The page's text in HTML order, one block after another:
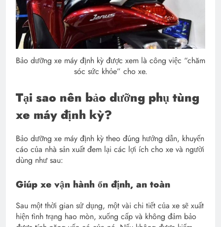
Bảo dưỡng xe máy định kỳ được xem là công việc “chăm
sóc sức khỏe” cho xe.
Tại sao nên bảo dưỡng phụ tùng
xe máy định kỳ?
Bảo dưỡng xe máy định kỳ theo đúng hướng dẫn, khuyến
cáo của nhà sản xuất đem lại các lợi ích cho xe và người
dùng như sau:
Giúp xe vận hành ổn định, an toàn
Sau một thời gian sử dụng, một vài chi tiết của xe sẽ xuất
hiện tình trạng hao mòn, xuống cấp và không đảm bảo